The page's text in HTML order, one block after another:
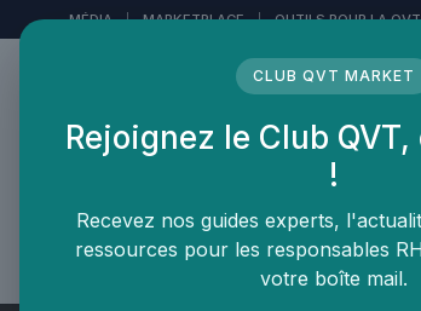
MÉDIA | MARKETPLACE | OUTILS POUR LA QVT
LE MÉDIA DES
Vie Ma Vie dans la QVT
CLUB QVT MARKET
Rejoignez le Club
!
Recevez nos guides experts,
ressources pour les responsables
votre boîte mail.
Panneau de gestion des cookies